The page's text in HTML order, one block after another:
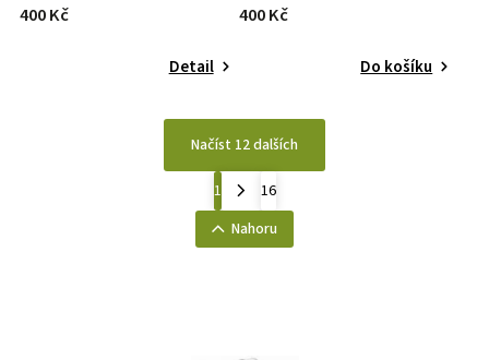
400 Kč
Detail
400 Kč
Do košíku
Načíst 12 dalších
1
16
Nahoru